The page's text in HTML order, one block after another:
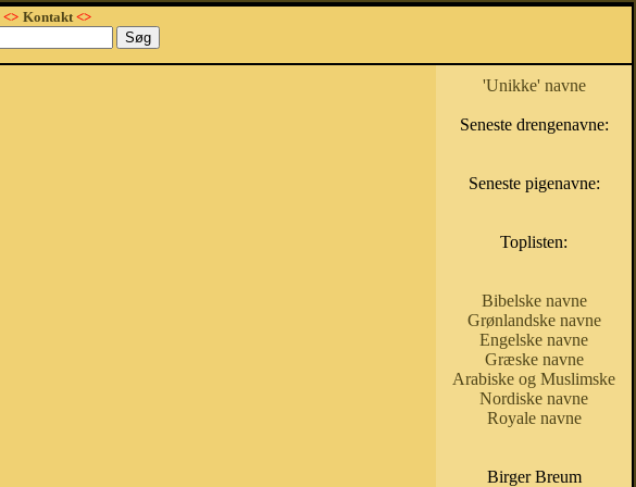
<> Kontakt<>
'Unikke' navne
Seneste drengenavne:
Seneste pigenavne:
Toplisten:
Bibelske navne
Grønlandske navne
Engelske navne
Græske navne
Arabiske og Muslimske
Nordiske navne
Royale navne
Birger Breum